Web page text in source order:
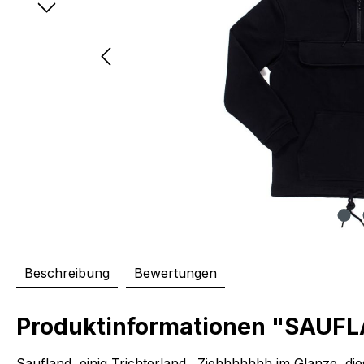
Beschreibung Bewertungen
Produktinformationen